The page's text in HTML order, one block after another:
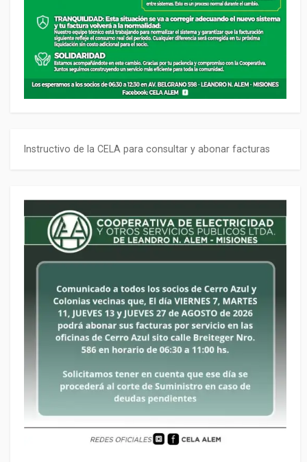
Instructivo de la CELA para consultar y abonar facturas